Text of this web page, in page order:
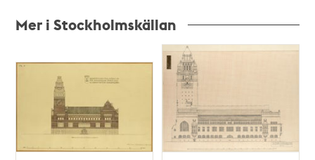
Mer i Stockholmskällan
poster